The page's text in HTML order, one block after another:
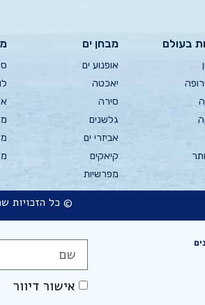
בעולם מבחן ים
אופנוע ים
יאכטה
סירה
גלשנים
אביזרי ים
קיאקים
מפרשיות
© כל הזכויות
אישור דיוור